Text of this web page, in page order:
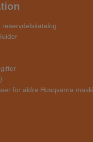
reservdelskatalog
för äldre Husqvarna